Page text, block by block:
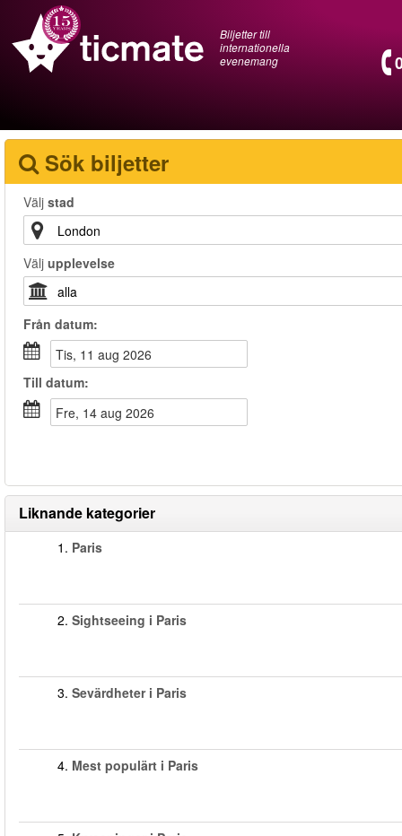
Biljetter till
internationella
evenemang
Sök biljetter
Välj stad
Välj upplevelse
Från datum:
tis, 11 aug 2026
Till datum:
fre, 14 aug 2026
Liknande kategorier
1. Paris
2. Sightseeing i Paris
3. Sevärdheter i Paris
4. Mest populärt i Paris